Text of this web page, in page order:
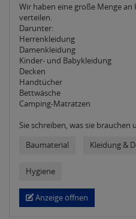
Wir haben eine große Menge
verteilen.
Darunter:
Herrenkleidung
Damenkleidung
Kinder- und Babykleidung
Decken
Handtücher
Bettwäsche
Camping-Matratzen
Sie schreiben, was sie brauchen
Baumaterial
Kleidung &
Hygiene
Anzeige öffnen